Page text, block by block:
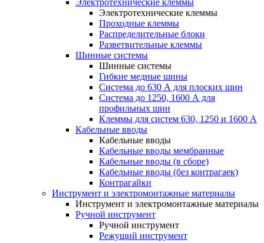
Электротехнические клеммы
Электротехнические клеммы
Проходные клеммы
Распределительные блоки
Разветвительные клеммы
Шинные системы
Шинные системы
Гибкие медные шины
Система до 630 А для плоских шин
Система до 1250, 1600 А для
профильных шин
Клеммы для систем 630, 1250 и 1600 А
Кабельные вводы
Кабельные вводы
Кабельные вводы мембранные
Кабельные вводы (в сборе)
Кабельные вводы (без контрагаек)
Контрагайки
Инструмент и электромонтажные материалы
Инструмент и электромонтажные материалы
Ручной инструмент
Ручной инструмент
Режущий инструмент